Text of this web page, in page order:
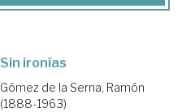
Sin ironías
Gómez de la Serna, Ramón
(1888-1963)